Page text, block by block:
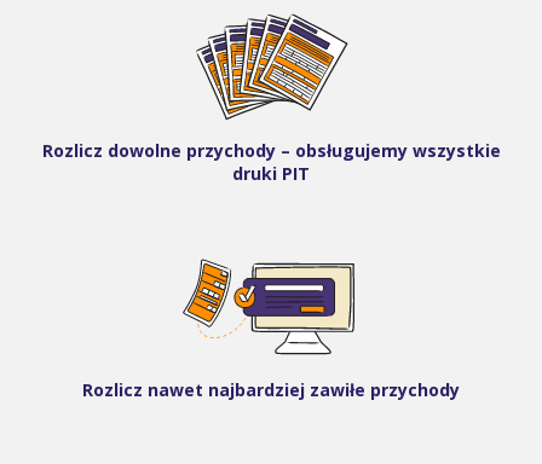
Rozlicz dowolne przychody – obsługujemy wszystkie
druki PIT
Rozlicz nawet najbardziej zawiłe przychody